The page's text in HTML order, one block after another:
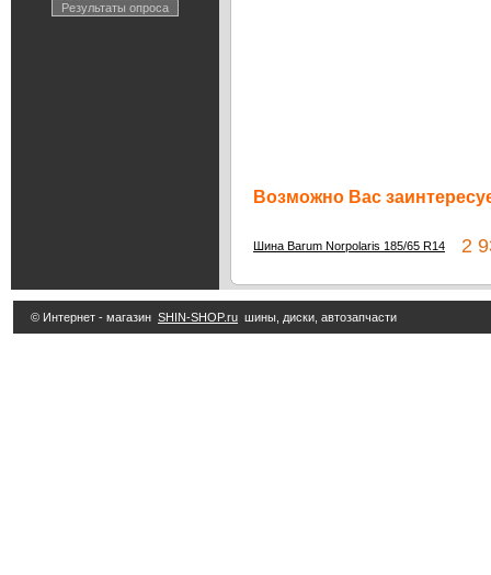
Результаты опроса
Возможно Вас
Шина Barum Norpolaris 185/65 R14 2
© Интернет - магазин SHIN-SHOP.ru шины, диски, автозапчасти